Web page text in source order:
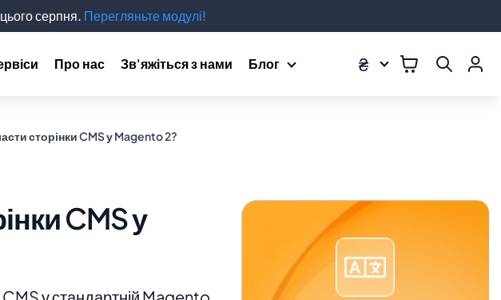
Про нас Зв'яжіться з нами Блог ₴
сторінки CMS у Magento 2?
CMS у
серпня. Перегляньте модулі!